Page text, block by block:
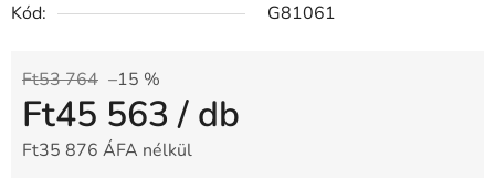
Kód:
G81061
Ft53 764 –15 %
Ft45 563/ db
Ft35 876 ÁFA nélkül